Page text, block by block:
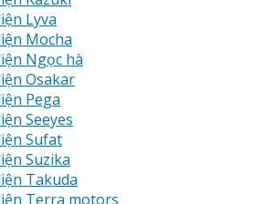
Lyva
Mocha
Ngọc hà
Osakar
Pega
Seeyes
Sufat
Suzika
Takuda
Terra motors